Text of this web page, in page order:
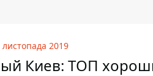
листопада 2019
Киев: ТОП